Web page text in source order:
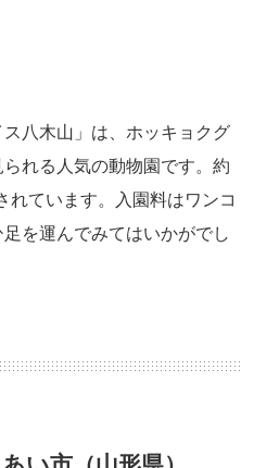
ス八木山」は、ホッキョクグ
れる人気の動物園です。約
れています。入園料はワンコ
を運んでみてはいかがでし